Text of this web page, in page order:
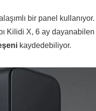
bir panel kullanıyor.
Kilidi X, 6 ay dayanabilen
kaydedebiliyor.